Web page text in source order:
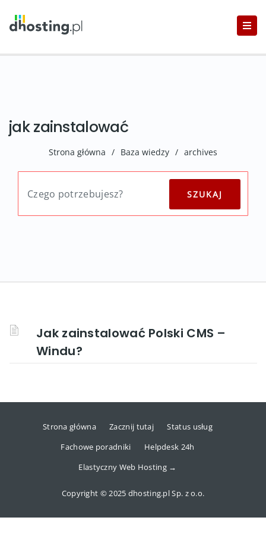
jak zainstalować
Strona główna / Baza wiedzy / archives
Jak zainstalować Polski CMS –
Windu?
Strona główna Zacznij tutaj
Status usług
Fachowe poradniki
Helpdesk 24h
Elastyczny Web Hosting →
Copyright © 2025 dhosting.pl Sp. z o.o.